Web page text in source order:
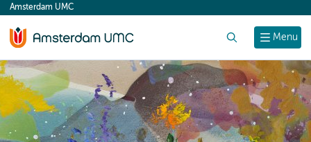
content
Menu
Amsterdam UMC